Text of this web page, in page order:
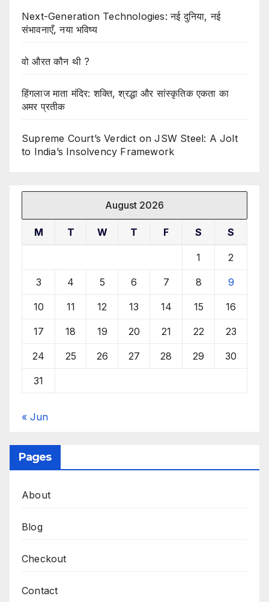
Next-Generation Technologies: नई दुनिया, नई
संभावनाएँ, नया भविष्य
वो औरत कौन थी ?
हिंगलाज माता मंदिर: शक्ति, श्रद्धा और सांस्कृतिक एकता का
अमर प्रतीक
Supreme Court’s Verdict on JSW Steel: A Jolt
to India’s Insolvency Framework
August 2026
M T W T F S S
1 2
3 4 5 6 7 8 9
10 11 12 13 14 15 16
17 18 19 20 21 22 23
24 25 26 27 28 29 30
31
« Jun
Pages
About
Blog
Checkout
Contact